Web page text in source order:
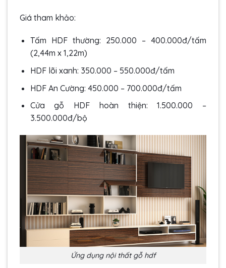
Giá tham khảo:
Tấm HDF thường: 250.000 – 400.000đ/tấm
(2,44m x 1,22m)
HDF lõi xanh: 350.000 – 550.000đ/tấm
HDF An Cường: 450.000 – 700.000đ/tấm
Cửa gỗ HDF hoàn thiện: 1.500.000 –
3.500.000đ/bộ
Ứng dụng nội thất gỗ hdf